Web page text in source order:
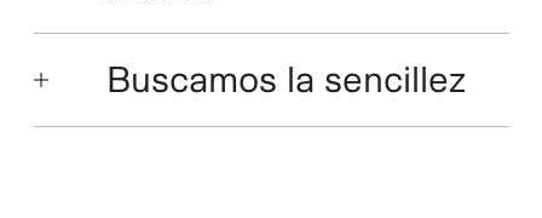
Buscamos la sencillez